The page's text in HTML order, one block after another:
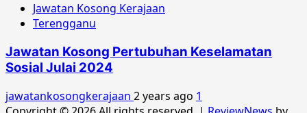
Jawatan Kosong Kerajaan
Terengganu
Jawatan Kosong Pertubuhan Keselamatan
Sosial Julai 2024
jawatankosongkerajaan 2 years ago 1